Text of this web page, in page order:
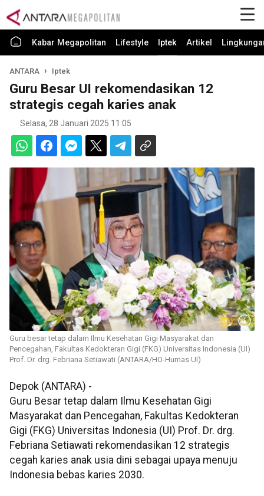
Kabar Megapolitan Lifestyle Iptek Artikel
ANTARA Iptek
Guru Besar UI rekomendasikan 12
strategis cegah karies anak
Selasa, 28 Januari 2025 11:05
Guru besar tetap dalam Ilmu Kesehatan Gigi Masyarakat dan
Pencegahan, Fakultas Kedokteran Gigi (FKG) Universitas Indonesia (UI)
Prof. Dr. drg. Febriana Setiawati (ANTARA/HO-Humas UI)
Depok (ANTARA) -
Guru Besar tetap dalam Ilmu Kesehatan Gigi
Masyarakat dan Pencegahan, Fakultas Kedokteran
Gigi (FKG) Universitas Indonesia (UI) Prof. Dr. drg.
Febriana Setiawati rekomendasikan 12 strategis
cegah karies anak usia dini sebagai upaya menuju
Indonesia bebas karies 2030.